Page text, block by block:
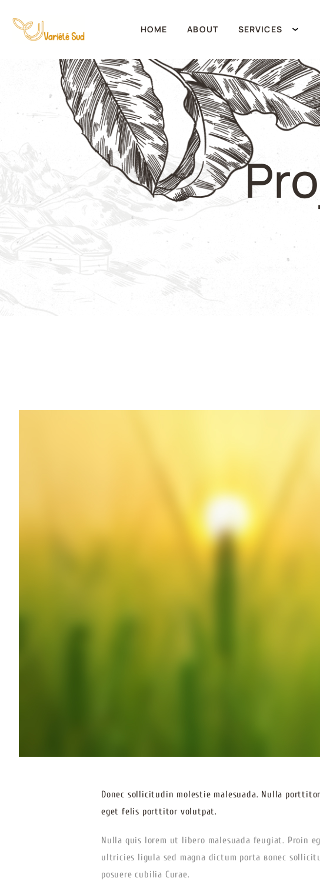
HOME ABOUT SERVICES
Donec sollicitudin molestie malesuada. Nulla
eget felis porttitor volutpat.
Nulla quis lorem ut libero malesuada feugiat. Proin
ultricies ligula sed magna dictum porta вonec
posuere cubilia Curae.